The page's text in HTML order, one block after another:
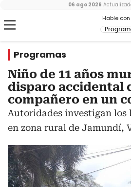
Hable con
06 ago 2026
Programas
Niño de 11 años
disparo accidental
compañero en un
Autoridades investigan los
en zona rural de Jamundí,